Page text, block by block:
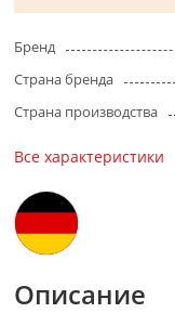
Бренд
Страна бренда
Страна производства
Все характеристики
Описание